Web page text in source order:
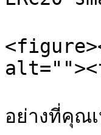
อย่างที่คุ